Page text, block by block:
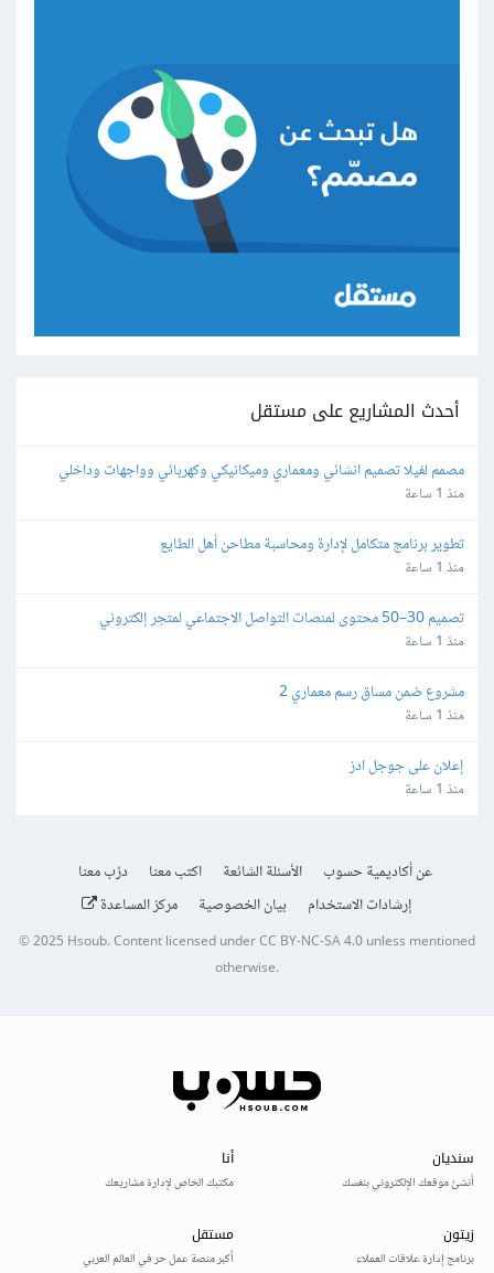
أحدث المشاريع على مستقل
وحدائق  تصميم كامل للمشروع
منذ 1 ساعة
تطوير برنامج متكامل لإدارة ومحاسبة مطاحن أهل الطايع
منذ 1 ساعة
بالفوتوشوب
منذ 1 ساعة
مشروع ضمن مساق رسم معماري 2
منذ 1 ساعة
إعلان على جوجل ادز
منذ 1 ساعة
عن أكاديمية حسوب الأسئلة الشائعة اكتب معنا
درّب معنا
إرشادات الاستخدام
بيان الخصوصية مركز المساعدة
© 2025 Hsoub.Content licensed underCC BY-NC-SA 4.0unless mentioned
otherwise.